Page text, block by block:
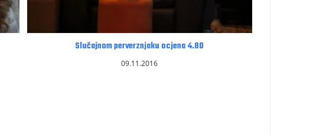
Slučajnom perverznjaku ocjena 4.80
09.11.2016